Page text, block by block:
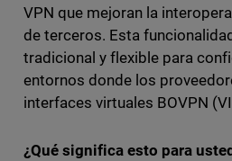
VPN que mejoran la
de terceros. Esta
tradicional y flexible para
entornos donde los
interfaces virtuales BOVPN
¿Qué significa esto para